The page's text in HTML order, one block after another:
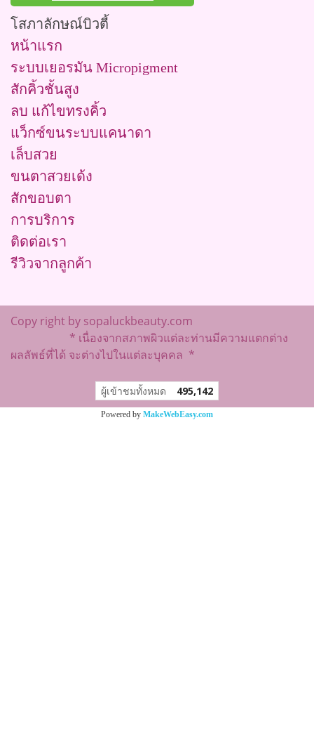
โสภาลักษณ์บิวตี้
หน้าแรก
ระบบเยอรมัน Micropigment
สักคิ้วชั้นสูง
ลบ แก้ไขทรงคิ้ว
แว็กซ์ขนระบบแคนาดา
เล็บสวย
ขนตาสวยเด้ง
สักขอบตา
การบริการ
ติดต่อเรา
รีวิวจากลูกค้า
Copy right by sopaluckbeauty.com
* เนื่องจากสภาพผิวแต่ละท่านมีความแตกต่าง
ผลลัพธ์ที่ได้ จะต่างไปในแต่ละบุคคล *
ผู้เข้าชมวันนี้ 40
Powered by MakeWebEasy.com